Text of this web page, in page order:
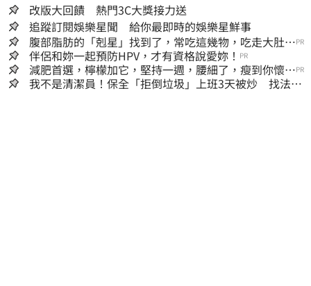
改版大回饋 熱門3C大獎接力送
追蹤訂閱娛樂星聞 給你最即時的娛樂星鮮事
腹部脂肪的「剋星」找到了，常吃這幾物，吃走大肚
囊，瘦出小蠻腰
PR
伴侶和妳一起預防HPV，才有資格說愛妳！ PR
減肥首選，檸檬加它，堅持一週，腰細了，瘦到你懷疑
人生
PR
我不是清潔員！保全「拒倒垃圾」上班3天被炒 找法院